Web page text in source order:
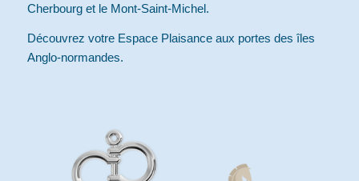
Cherbourg et le Mont-Saint-Michel.
Découvrez votre Espace Plaisance aux portes des îles
Anglo-normandes.